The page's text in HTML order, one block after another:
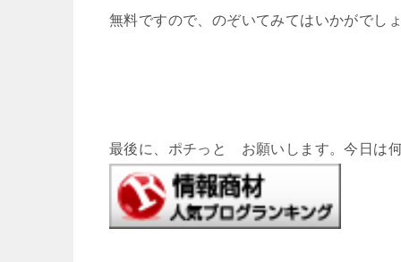
無料ですので、のぞいてみてはいかがでしょ
最後に、ポチっと お願いします。今日は